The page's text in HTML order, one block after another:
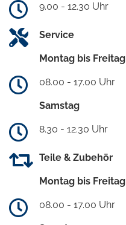
9.00 - 12.30 Uhr
Service
Montag bis Freitag
08.00 - 17.00 Uhr
Samstag
8.30 - 12.30 Uhr
Teile & Zubehör
Montag bis Freitag
08.00 - 17.00 Uhr